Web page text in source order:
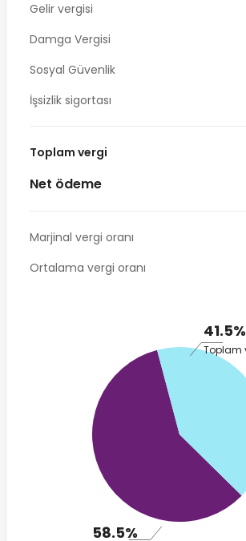
Gelir vergisi
Damga Vergisi
Sosyal Güvenlik
İşsizlik sigortası
Toplam vergi
Net ödeme
Marjinal vergi oranı
Ortalama vergi oranı
41.5%
58.5%